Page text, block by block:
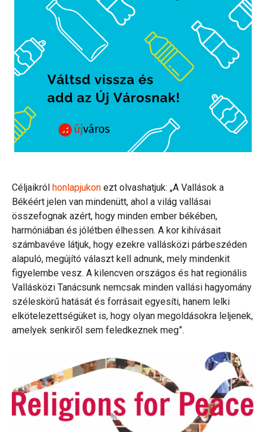
Céljaikról honlapjukon ezt olvashatjuk: „A Vallások a
Békéért jelen van mindenütt, ahol a világ vallásai
összefognak azért, hogy minden ember békében,
harmóniában és jólétben élhessen. A kor kihívásait
számbavéve látjuk, hogy ezekre vallásközi párbeszéden
alapuló, megújító választ kell adnunk, mely mindenkit
figyelembe vesz. A kilencven országos és hat regionális
Vallásközi Tanácsunk nemcsak minden vallási hagyomány
széleskörű hatását és forrásait egyesíti, hanem lelki
elkötelezettségüket is, hogy olyan megoldásokra leljenek,
amelyek senkiről sem feledkeznek meg”.